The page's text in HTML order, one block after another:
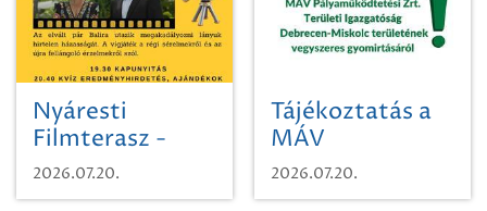
Nyáresti
Filmterasz -
Beugró a
Paradicsomba
2026.07.20.
Tájékoztatás a
MÁV
Pályaműködtetési
Zrt. Területi
2026.07.20.